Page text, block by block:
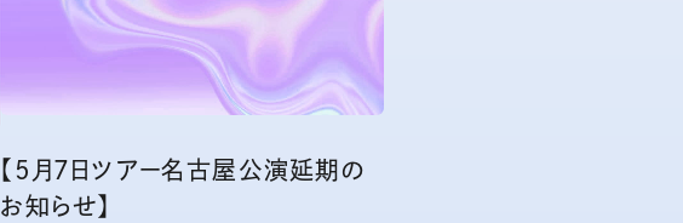
【5月7日ツアー名古屋公演延期の
お知らせ】